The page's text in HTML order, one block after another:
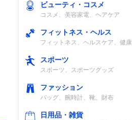
ビューティ・コスメ
コスメ、美容家電、ヘアケア
フィットネス・ヘルス
フィットネス、ヘルスケア、健康
スポーツ
スポーツ、スポーツグッズ
ファッション
バッグ、腕時計、靴、財布
日用品・雑貨